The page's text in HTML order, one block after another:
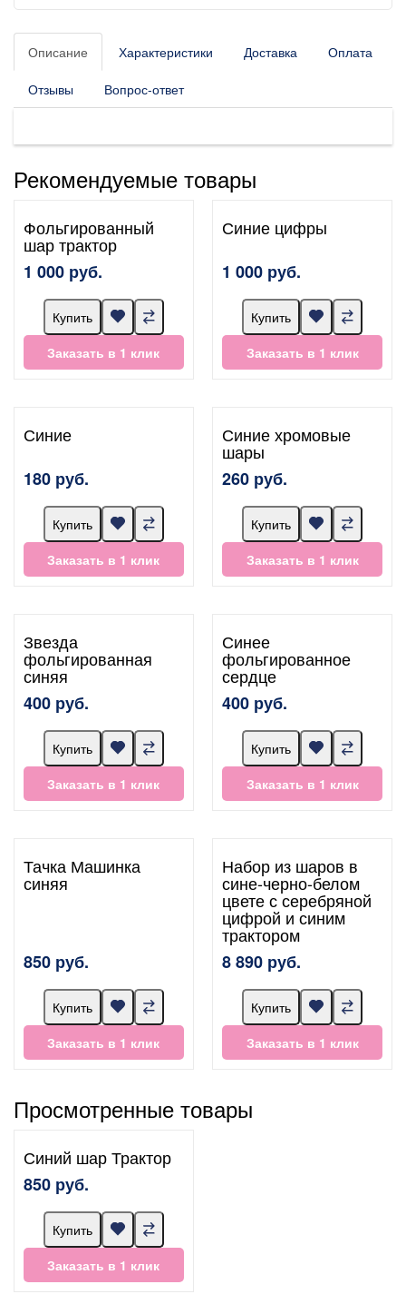
Описание Характеристики Доставка Оплата
Отзывы Вопрос-ответ
Рекомендуемые товары
Фольгированный
шар трактор
1 000 руб.
Купить
Заказать в 1 клик
Синие цифры
1 000 руб.
Купить
Заказать в 1 клик
Синие
180 руб.
Купить
Заказать в 1 клик
Синие хромовые
шары
260 руб.
Купить
Заказать в 1 клик
Звезда
фольгированная
синяя
400 руб.
Купить
Заказать в 1 клик
Синее
фольгированное
сердце
400 руб.
Купить
Заказать в 1 клик
Тачка Машинка
синяя
850 руб.
Купить
Заказать в 1 клик
Набор из шаров в
сине-черно-белом
цвете с серебряной
цифрой и синим
трактором
8 890 руб.
Купить
Заказать в 1 клик
Просмотренные товары
Синий шар Трактор
850 руб.
Купить
Заказать в 1 клик